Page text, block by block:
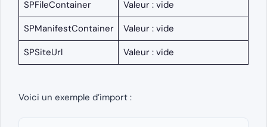
SPFileContainer
Valeur : vide
SPManifestContainer
Valeur : vide
SPSiteUrl
Valeur : vide
Voici un exemple d’import :